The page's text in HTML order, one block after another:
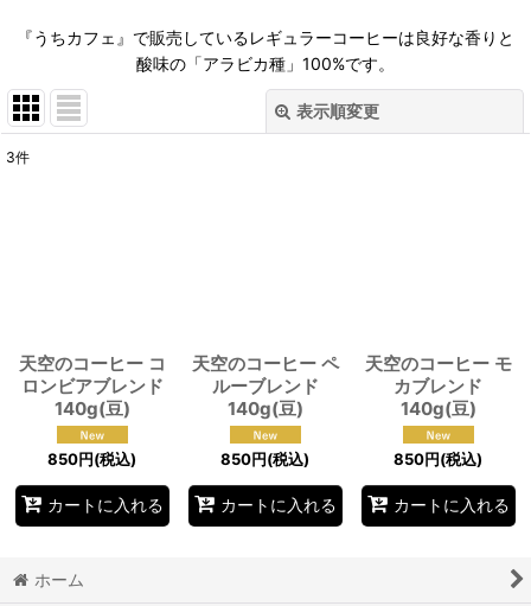
『うちカフェ』で販売しているレギュラーコーヒーは良好な香りと
酸味の「アラビカ種」100%です。
表示順変更
3件
天空のコーヒー コ
ロンビアブレンド
140g(豆)
850円(税込)
カートに入れる
天空のコーヒー ペ
ルーブレンド
140g(豆)
850円(税込)
カートに入れる
天空のコーヒー モ
カブレンド
140g(豆)
850円(税込)
カートに入れる
ホーム